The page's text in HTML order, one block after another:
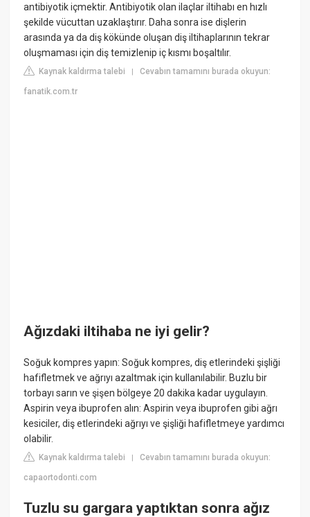
antibiyotik içmektir. Antibiyotik olan ilaçlar iltihabı en hızlı
şekilde vücuttan uzaklaştırır. Daha sonra ise dişlerin
arasında ya da diş kökünde oluşan diş iltihaplarının tekrar
oluşmaması için diş temizlenip iç kısmı boşaltılır.
Kaynak kaldırma talebi |Cevabın tamamını burada okuyun:
fanatik.com.tr
Ağızdaki iltihaba ne iyi gelir?
Soğuk kompres yapın: Soğuk kompres, diş etlerindeki şişliği
hafifletmek ve ağrıyı azaltmak için kullanılabilir. Buzlu bir
torbayı sarın ve şişen bölgeye 20 dakika kadar uygulayın.
Aspirin veya ibuprofen alın: Aspirin veya ibuprofen gibi ağrı
kesiciler, diş etlerindeki ağrıyı ve şişliği hafifletmeye yardımcı
olabilir.
Kaynak kaldırma talebi |Cevabın tamamını burada okuyun:
capaortodonti.com
Tuzlu su gargara yaptıktan sonra ağız